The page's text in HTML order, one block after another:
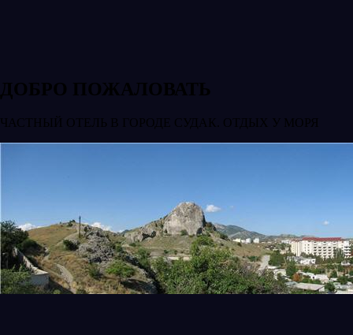
ДОБРО ПОЖАЛОВАТЬ
ЧАСТНЫЙ ОТЕЛЬ В ГОРОДЕ СУДАК. ОТДЫХ У МОРЯ